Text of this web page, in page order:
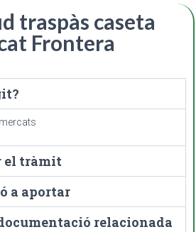
traspàs caseta
Frontera
el tràmit
a aportar
relacionada